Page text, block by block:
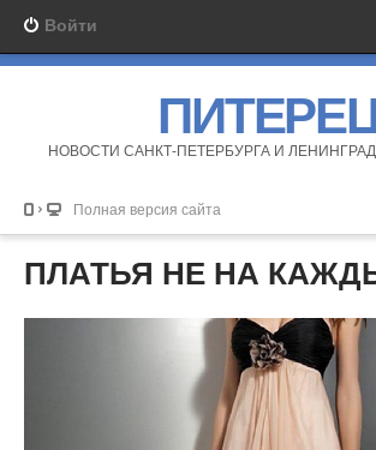
Войти
НОВОСТИ САНКТ-ПЕТЕРБУРГА И
Полная версия сайта
ПЛАТЬЯ НЕ НА